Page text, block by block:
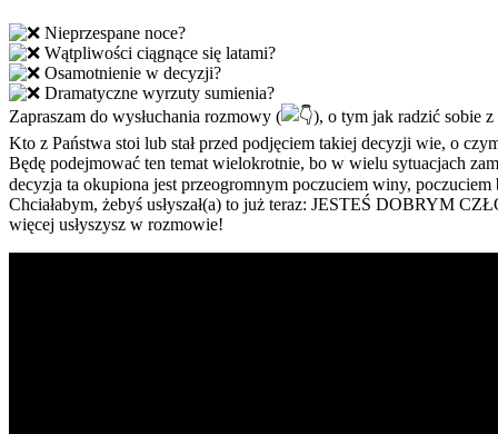
Nieprzespane noce?
Wątpliwości ciągnące się latami?
Osamotnienie w decyzji?
Dramatyczne wyrzuty sumienia?
Zapraszam do wysłuchania rozmowy (
), o tym jak radzić sobie
Kto z Państwa stoi lub stał przed podjęciem takiej decyzji wie, o
Będę podejmować ten temat wielokrotnie, bo w wielu sytuacjach
decyzja ta okupiona jest przeogromnym poczuciem winy,
Chciałabym, żebyś usłyszał(a) to już teraz: JESTEŚ DOBRYM
więcej usłyszysz w rozmowie!